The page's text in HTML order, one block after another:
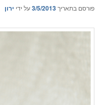
פורסם בתאריך3/5/2013על ידי ירון